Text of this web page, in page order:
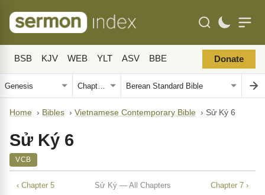
BSB KJV WEB YLT ASV BBE Donate
Home › Bibles › Vietnamese Contemporary Bible › Sử Ký 6
Sử Ký 6
VCB
‹ Chapter 5 Sử Ký — All Chapters Chapter 7 ›